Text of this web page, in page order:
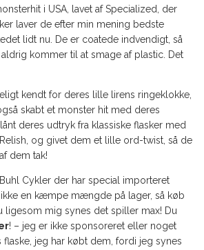
i USA, lavet af Specialized, der
laver de efter min mening bedste
lidt nu. De er coatede indvendigt, så
kommer til at smage af plastic. Det
kendt for deres lille lirens ringeklokke,
skabt et monster hit med deres
deres udtryk fra klassiske flasker med
og givet dem et lille ord-twist, så de
dem tak!
Cykler der har special importeret
en kæmpe mængde på lager, så køb
ligesom mig synes det spiller max! Du
! – jeg er ikke sponsoreret eller noget
flaske, jeg har købt dem, fordi jeg synes